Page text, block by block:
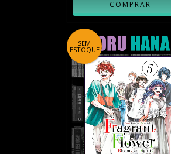
SEM
ESTOQUE